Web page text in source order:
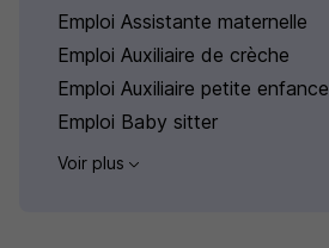
Emploi Assistante maternelle
Emploi Auxiliaire de crèche
Emploi Auxiliaire petite enfance
Emploi Baby sitter
Voir plus